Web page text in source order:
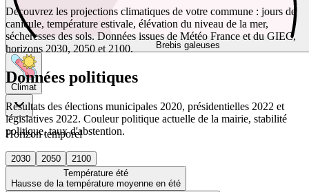
Brebis galeuses
Climat
Horizon temporel
2030 2050
2100
Température été
Hausse de la température moyenne en été
Découvrez les projections climatiques de votre commune : jours de
canicule, température estivale, élévation du niveau de la mer,
sécheresses des sols. Données issues de Météo France et du GIEC,
horizons 2030, 2050 et 2100.
Données politiques
Résultats des élections municipales 2020, présidentielles 2022 et
législatives 2022. Couleur politique actuelle de la mairie, stabilité
politique, taux d'abstention.